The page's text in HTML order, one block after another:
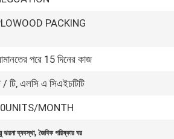
PACKING
পরে 15 দিনের কাজ
/ টি, এলসি এ সিএইচটিটি
MONTH
ঝরনা ব্যবস্থা,জৈবিক পরিষ্কার ঘর